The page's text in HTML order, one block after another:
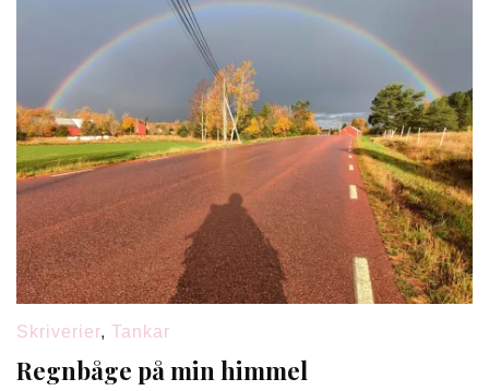
Skriverier, Tankar
Regnbåge på min himmel